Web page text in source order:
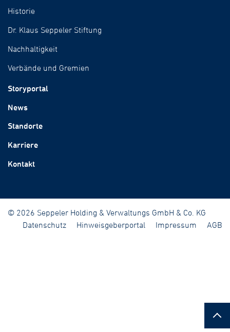
Historie
Dr. Klaus Seppeler Stiftung
Nachhaltigkeit
Verbände und Gremien
Storyportal
News
Standorte
Karriere
Kontakt
© 2026 Seppeler Holding & Verwaltungs GmbH & Co. KG
Datenschutz
Hinweisgeberportal Impressum AGB